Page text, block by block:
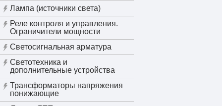
Лампа (источники света)
Реле контроля и управления.
Ограничители мощности
Светосигнальная арматура
Светотехника и
дополнительные устройства
Трансформаторы напряжения
понижающие